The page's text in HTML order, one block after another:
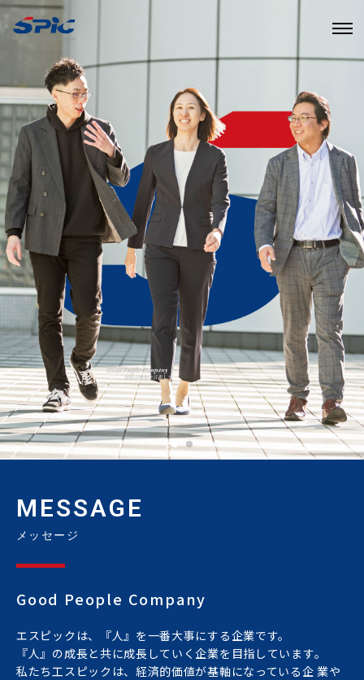
MESSAGE
メッセージ
Good People Company
エスピックは、『人』を一番大事にする企業です。
『人』の成長と共に成長していく企業を目指しています。
私たち工スピックは、経済的価値が基軸になっている企 業や